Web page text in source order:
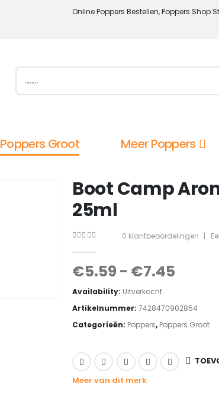
Online Poppers Bestellen, Poppers Shop
Poppers Groot Meer Poppers
Boot Camp
25ml
0 klantbeoordelingen |
€5.59 - €7.45
Availability: Uitverkocht
Artikelnummer: 7428470902854
Categorieën: Poppers, Poppers Groot
Meer van dit merk